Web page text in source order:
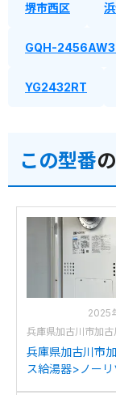
堺市西区
GQH-
YG2432RT
この型番
2025
兵庫県加古川市加古
兵庫県加古川市
ス給湯器>ノーリ